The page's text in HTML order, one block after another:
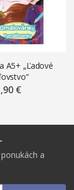
A5+ „Ľadové
€
a